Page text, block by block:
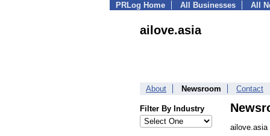
PRLog Home All Businesses All
ailove.asia
About Newsroom Contact
Filter By Industry
ailove.asia